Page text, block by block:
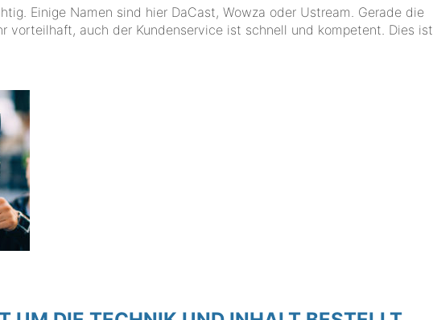
Einige Namen sind hier DaCast, Wowza oder Ustream. Gerade die
vorteilhaft, auch der Kundenservice ist schnell und kompetent. Dies ist